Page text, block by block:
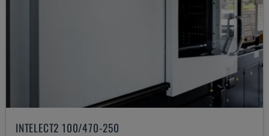
INTELECT2 100/470-250